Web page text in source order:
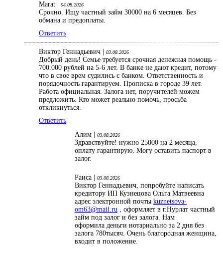
Marat | 04.08.2026
Срочно. Ищу частный займ 30000 на 6 месяцев. Без
обмана и предоплаты.
Ответить
Виктор Геннадьевич | 03.08.2026
Добрый день! Семье требуется срочная денежная помощь -
700.000 рублей на 5-6 лет. В банке не дают кредит, потому
что в свое врем судились с банком. Ответственность и
порядочность гарантируем. Прописка в городе 39 лет.
Работа официальная. Залога нет, поручителей можем
предложить. Кто может реально помочь, просьба
откликнуться.
Ответить
Алим |
03.08.2026
Здравствуйте! нужно 25000 на 2 месяца,
оплату гарантирую. Могу оставить паспорт в
залог.
Раиса | 03.08.2026
Виктор Геннадьевич, попробуйте написать
кредитору ИП Кузнецова Ольга Матвеевна
адрес электронной почты kuznetsova-
om63@mail.ru , оформляет в г.Нурлат частный
займ под залог и без залога. Нам
оформила деньги нотариально за 2 дня без
залога 780тысяч. Очень благородная женщина,
входит в положение.